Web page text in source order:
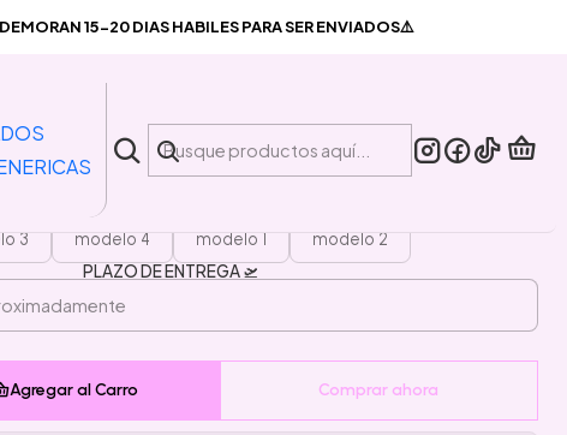
15-20 DIAS HABILES PARA SER ENVIADOS⚠️
Social
Pin Mi Bateria Social
3 modelo 4 modelo 1 modelo 2
PLAZO DE ENTREGA 🛫
Agregar al Carro Comprar ahora